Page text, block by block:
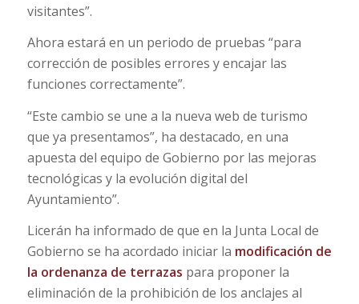
visitantes”.
Ahora estará en un periodo de pruebas “para
corrección de posibles errores y encajar las
funciones correctamente”.
“Este cambio se une a la nueva web de turismo
que ya presentamos”, ha destacado, en una
apuesta del equipo de Gobierno por las mejoras
tecnológicas y la evolución digital del
Ayuntamiento”.
Licerán ha informado de que en la Junta Local de
Gobierno se ha acordado iniciar la modificación de
la ordenanza de terrazas para proponer la
eliminación de la prohibición de los anclajes al